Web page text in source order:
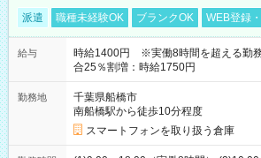
派遣 職種未経験OK ブランクOK WEB登録
給与
時給1400円 ※実働8時間を超える勤
合25％割増：時給1750円
勤務地
千葉県船橋市
南船橋駅から徒歩10分程度
スマートフォンを取り扱う倉庫